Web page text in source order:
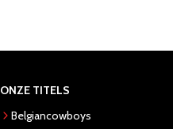
ONZE TITELS
Belgiancowboys